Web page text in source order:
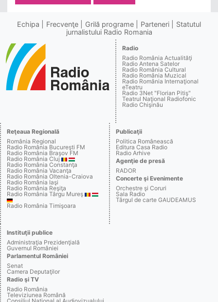
Echipa Frecvenţe Grilă programe Parteneri
Statutul
jurnalistului Radio Romania
Radio
Radio România Actualităţi
Radio Antena Satelor
Radio România Cultural
Radio România Muzical
Radio România Internaţional
eTeatru
Radio 3Net "Florian Pitiş"
Teatrul Naţional Radiofonic
Radio Chişinău
Reţeaua Regională
România Regional
Radio România Bucureşti FM
Radio România Braşov FM
Radio România Cluj
Radio România Constanţa
Radio România Vacanţa
Radio România Oltenia-Craiova
Radio România Iaşi
Radio România Reşiţa
Radio România Târgu Mureş
Radio România Timişoara
Publicaţii
Politica Românească
Editura Casa Radio
Radio Arhive
Agenţie de presă
RADOR
Concerte şi Evenimente
Orchestre şi Coruri
Sala Radio
Târgul de carte GAUDEAMUS
Instituţii publice
Administraţia Prezidenţială
Guvernul României
Parlamentul României
Senat
Camera Deputaţilor
Radio şi TV
Radio România
Televiziunea Română